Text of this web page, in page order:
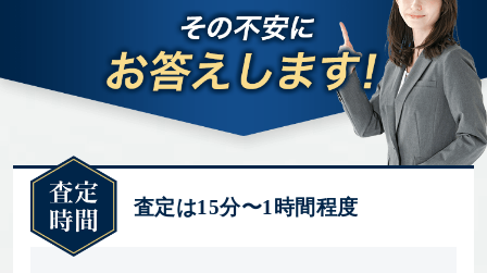
査定は15分〜1時間程度